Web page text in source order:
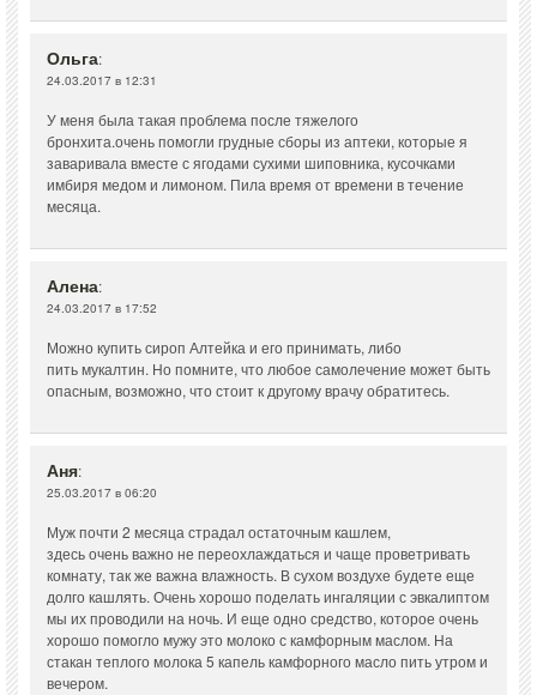
Ольга:
24.03.2017 в 12:31
У меня была такая проблема после тяжелого
бронхита.очень помогли грудные сборы из аптеки, которые я
заваривала вместе с ягодами сухими шиповника, кусочками
имбиря медом и лимоном. Пила время от времени в течение
месяца.
Алена:
24.03.2017 в 17:52
Можно купить сироп Алтейка и его принимать, либо
пить мукалтин. Но помните, что любое самолечение может быть
опасным, возможно, что стоит к другому врачу обратитесь.
Аня:
25.03.2017 в 06:20
Муж почти 2 месяца страдал остаточным кашлем,
здесь очень важно не переохлаждаться и чаще проветривать
комнату, так же важна влажность. В сухом воздухе будете еще
долго кашлять. Очень хорошо поделать ингаляции с эвкалиптом
мы их проводили на ночь. И еще одно средство, которое очень
хорошо помогло мужу это молоко с камфорным маслом. На
стакан теплого молока 5 капель камфорного масло пить утром и
вечером.